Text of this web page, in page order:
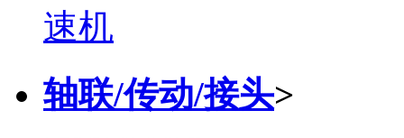
轴联/传动/接头>